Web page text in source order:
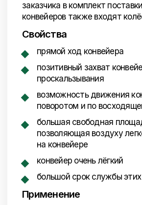
заказчика в комплект
конвейеров также входят
Свойства
прямой ход конвейера
позитивный захват
проскальзывания
возможность движения
поворотом и по
большая свободная
позволяющая воздуху
на конвейере
конвейер очень лёгкий
большой срок службы этих
Применение